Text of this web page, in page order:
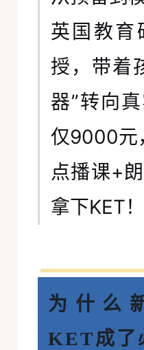
英国教育
授，带着
器”转向
仅9000元
点播课+
拿下KET！
为什么
KET成了